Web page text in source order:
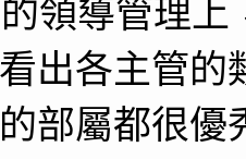
導管理上
出各主管
部屬都很